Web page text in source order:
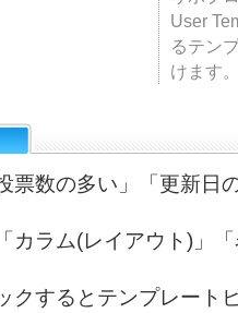
User
るテン
けます
票数の多い」「更新日
カラム(レイアウト)」
クするとテンプレート